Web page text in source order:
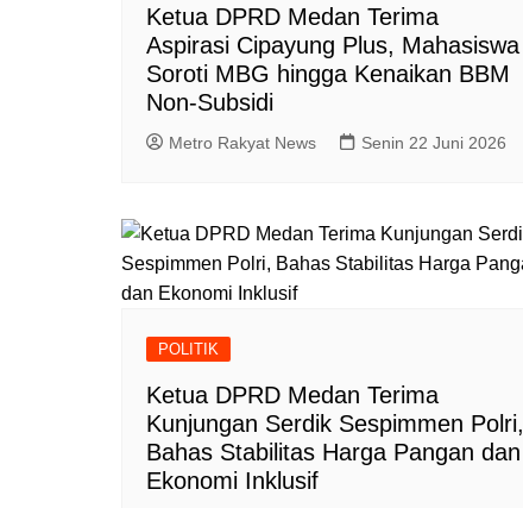
Ketua DPRD Medan Terima
Aspirasi Cipayung Plus, Mahasiswa
Soroti MBG hingga Kenaikan BBM
Non-Subsidi
Metro Rakyat News Senin 22 Juni 2026
POLITIK
Ketua DPRD Medan Terima
Kunjungan Serdik Sespimmen Polri,
Bahas Stabilitas Harga Pangan dan
Ekonomi Inklusif